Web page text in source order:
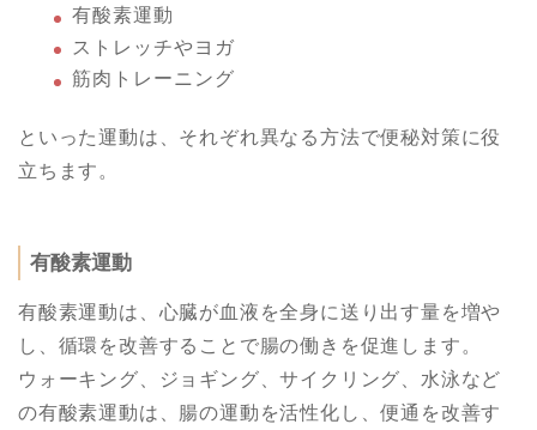
有酸素運動
ストレッチやヨガ
筋肉トレーニング
といった運動は、それぞれ異なる方法で便秘対策に役
立ちます。
有酸素運動
有酸素運動は、心臓が血液を全身に送り出す量を増や
し、循環を改善することで腸の働きを促進します。
ウォーキング、ジョギング、サイクリング、水泳など
の有酸素運動は、腸の運動を活性化し、便通を改善す